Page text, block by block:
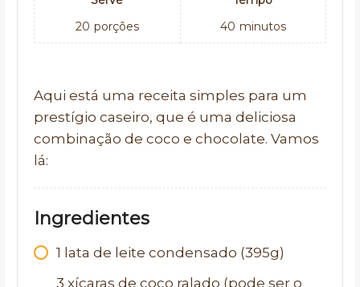
20 porções
40 minutos
Aqui está uma receita simples para um
prestígio caseiro, que é uma deliciosa
combinação de coco e chocolate. Vamos
lá:
Ingredientes
1 lata de leite condensado (395g)
3 xícaras de coco ralado (pode ser o